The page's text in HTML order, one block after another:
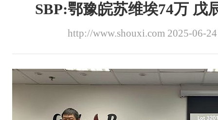
SBP:鄂豫皖苏维埃74万 戊
http://www.shouxi.com 2025-06-